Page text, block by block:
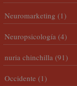
Neuromarketing (1)
Neuropsicología (4)
nuria chinchilla (91)
Occidente (1)